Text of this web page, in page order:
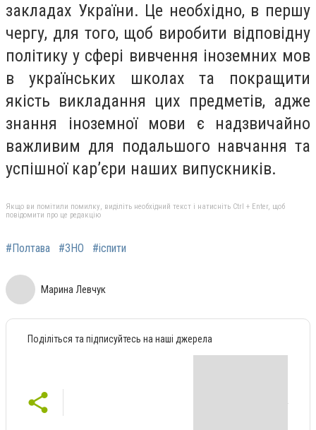
закладах України. Це необхідно, в першу
чергу, для того, щоб виробити відповідну
політику у сфері вивчення іноземних мов
в українських школах та покращити
якість викладання цих предметів, адже
знання іноземної мови є надзвичайно
важливим для подальшого навчання та
успішної кар’єри наших випускників.
Якщо ви помітили помилку, виділіть необхідний текст і натисніть Ctrl + Enter, щоб
повідомити про це редакцію
#Полтава #ЗНО #іспити
Марина Левчук
Поділіться та підписуйтесь на наші джерела